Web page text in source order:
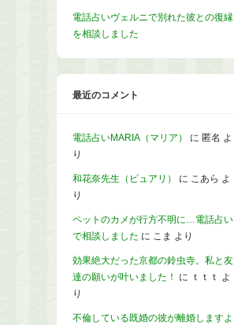
電話占いヴェルニで別れた彼との復縁
を相談しました
最近のコメント
電話占いMARIA（マリア） に 匿名 よ
り
和花奈先生（ピュアリ） に こあら よ
り
ペットのカメが行方不明に…電話占い
で相談しました に こま より
効果絶大だった京都の鈴虫寺。私と友
達の願いが叶いました！
に ｔｔｔ よ
り
不倫している既婚の彼が離婚しますよ